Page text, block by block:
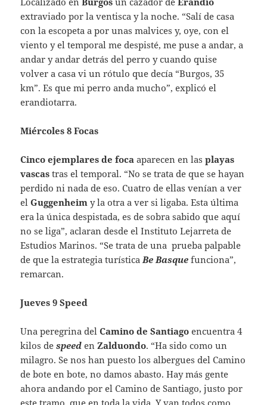
extraviado por la ventisca y la noche. “Salí de casa
con la escopeta a por unas malvices y, oye, con el
viento y el temporal me despisté, me puse a andar, a
andar y andar detrás del perro y cuando quise
volver a casa vi un rótulo que decía “Burgos, 35
km”. Es que mi perro anda mucho”, explicó el
erandiotarra.
Miércoles 8 Focas
Cinco ejemplares de foca aparecen en lasplayas
vascas tras el temporal. “No se trata de que se hayan
perdido ni nada de eso. Cuatro de ellas venían a ver
elGuggenheimy la otra a ver si ligaba. Esta última
era la única despistada, es de sobra sabido que aquí
no se liga”, aclaran desde el Instituto Lejarreta de
Estudios Marinos. “Se trata de una prueba palpable
de que la estrategia turística Be Basque funciona”,
remarcan.
Jueves 9 Speed
Una peregrina delCamino de Santiago encuentra 4
kilos despeeden Zalduondo. “Ha sido como un
milagro. Se nos han puesto los albergues del Camino
de bote en bote, no damos abasto. Hay más gente
ahora andando por el Camino de Santiago, justo por
este tramo, que en toda la vida. Y van todos como